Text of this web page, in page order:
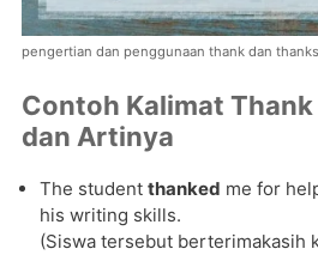
pengertian dan penggunaan thank dan
Contoh Kalimat
dan Artinya
The student thanked me for
his writing skills.
(Siswa tersebut berterimakasih